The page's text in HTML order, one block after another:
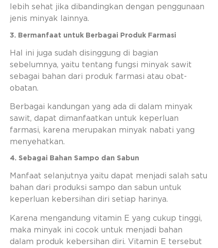
lebih sehat jika dibandingkan dengan penggunaan
jenis minyak lainnya.
3. Bermanfaat untuk Berbagai Produk Farmasi
Hal ini juga sudah disinggung di bagian
sebelumnya, yaitu tentang fungsi minyak sawit
sebagai bahan dari produk farmasi atau obat-
obatan.
Berbagai kandungan yang ada di dalam minyak
sawit, dapat dimanfaatkan untuk keperluan
farmasi, karena merupakan minyak nabati yang
menyehatkan.
4. Sebagai Bahan Sampo dan Sabun
Manfaat selanjutnya yaitu dapat menjadi salah satu
bahan dari produksi sampo dan sabun untuk
keperluan kebersihan diri setiap harinya.
Karena mengandung vitamin E yang cukup tinggi,
maka minyak ini cocok untuk menjadi bahan
dalam produk kebersihan diri. Vitamin E tersebut